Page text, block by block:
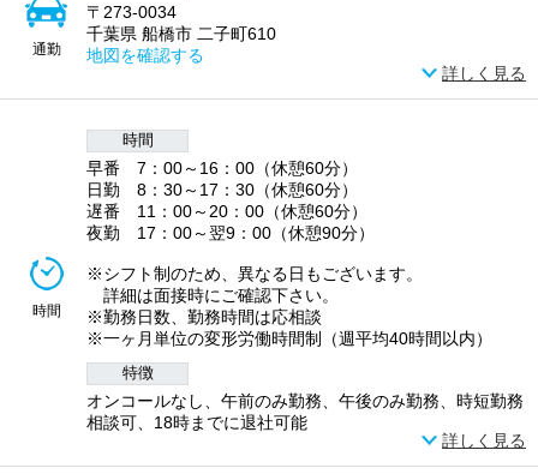
通勤
〒273-0034
千葉県 船橋市 二子町610
地図を確認する
詳しく見る
時間
時間
早番 7：00～16：00（休憩60分）
日勤 8：30～17：30（休憩60分）
遅番 11：00～20：00（休憩60分）
夜勤 17：00～翌9：00（休憩90分）
※シフト制のため、異なる日もございます。
詳細は面接時にご確認下さい。
※勤務日数、勤務時間は応相談
※一ヶ月単位の変形労働時間制（週平均40時間以内）
特徴
オンコールなし、午前のみ勤務、午後のみ勤務、時短勤務
相談可、18時までに退社可能
詳しく見る